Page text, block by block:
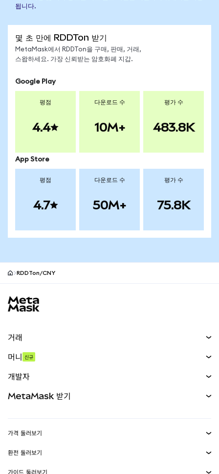
됩니다.
몇 초 만에 RDDTon 받기
MetaMask에서 RDDTon을 구매, 판매, 거래,
스왑하세요. 가장 신뢰받는 암호화폐 지갑.
Google Play
평점
4.4
다운로드 수
10M+
평가 수
483.8K
App Store
평점
4.7
다운로드 수
50M+
평가 수
75.8K
RDDTon/CNY
거래
무기한 선물
실물자산
머니 신규
개발자
MetaMask Connect
MetaMask 받기
가격 둘러보기
이더리움 가격
솔라나 가격
환전 둘러보기
가이드 둘러보기